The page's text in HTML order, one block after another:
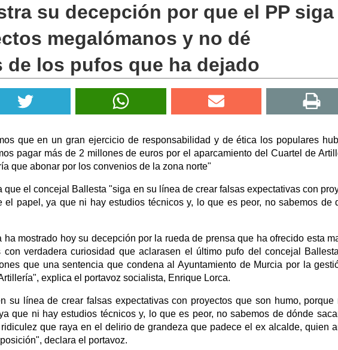
su decepción por que el PP siga
megalómanos y no dé
de los pufos que ha dejado
que en un gran ejercicio de responsabilidad y de ética los populares
pagar más de 2 millones de euros por el aparcamiento del Cuartel de
que abonar por los convenios de la zona norte"
que el concejal Ballesta "siga en su línea de crear falsas expectativas con
el papel, ya que ni hay estudios técnicos y, lo que es peor, no sabemos de
mostrado hoy su decepción por la rueda de prensa que ha ofrecido esta
con verdadera curiosidad que aclarasen el último pufo del concejal
que una sentencia que condena al Ayuntamiento de Murcia por la
explica el portavoz socialista, Enrique Lorca.
su línea de crear falsas expectativas con proyectos que son humo, porque
que ni hay estudios técnicos y, lo que es peor, no sabemos de dónde
que raya en el delirio de grandeza que padece el ex alcalde, quien
declara el portavoz.